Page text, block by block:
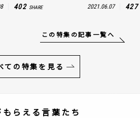
402 SHARE 2021.06.07 427
この特集の記事一覧へ
ての特集を見る
もらえる言葉たち